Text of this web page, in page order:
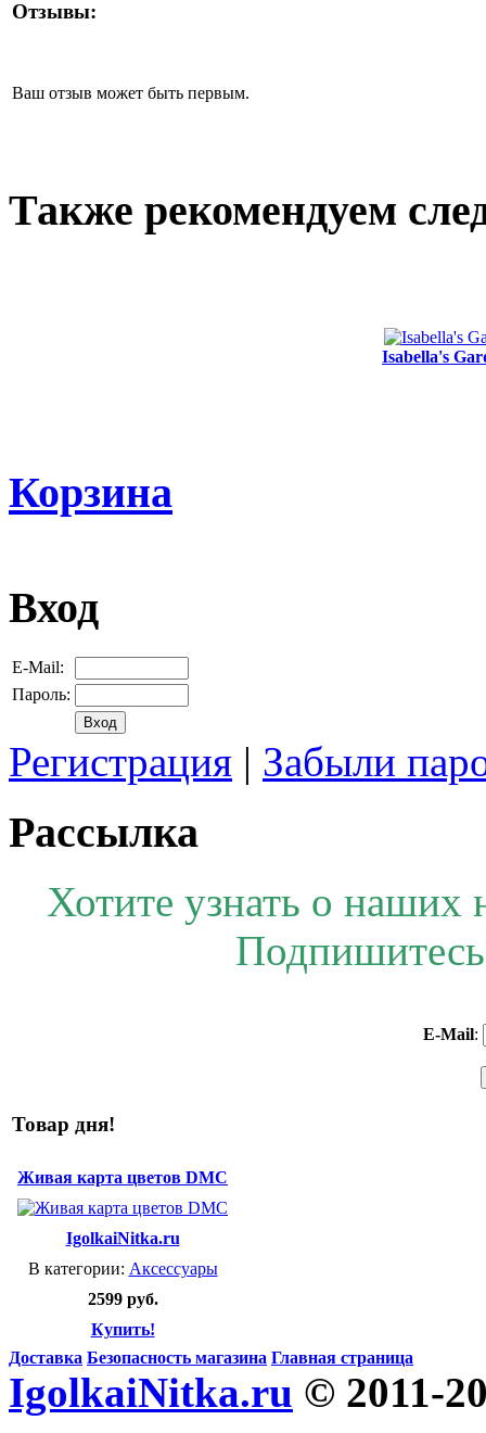
Отзывы:
Ваш отзыв может быть первым.
Также рекомендуем
Isabella's
Корзина
Вход
E-Mail:
Пароль:
Регистрация | Забыли
Рассылка
Хотите узнать о наших
E-Mail:
Товар дня!
Живая карта цветов DMC
IgolkaiNitka.ru
В категории: Аксессуары
2599 руб.
Купить!
Доставка Безопасность магазина Главная страница
IgolkaiNitka.ru © 2011-